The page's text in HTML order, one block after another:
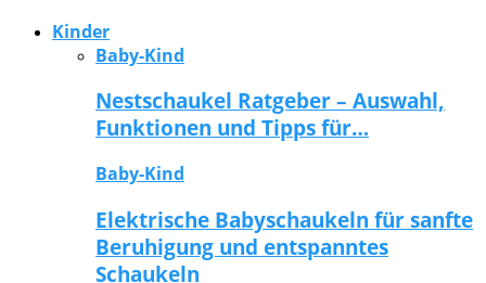
Kinder
Baby-Kind
Nestschaukel Ratgeber – Auswahl,
Funktionen und Tipps für…
Baby-Kind
Elektrische Babyschaukeln für sanfte
Beruhigung und entspanntes
Schaukeln